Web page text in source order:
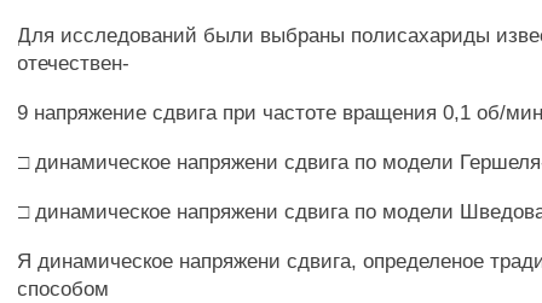
Для исследований были выбраны полисахариды
отечествен-
9 напряжение сдвига при частоте вращения 0,1 об/
□ динамическое напряжени сдвига по модели
□ динамическое напряжени сдвига по модели
Я динамическое напряжени сдвига, определеное
способом